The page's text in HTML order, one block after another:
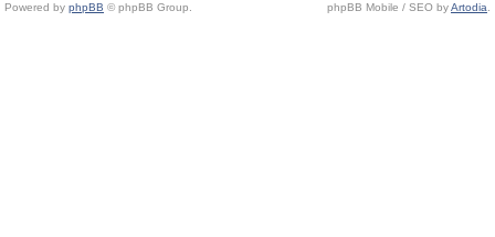
Powered by phpBB © phpBB Group. phpBB Mobile / SEO byArtodia